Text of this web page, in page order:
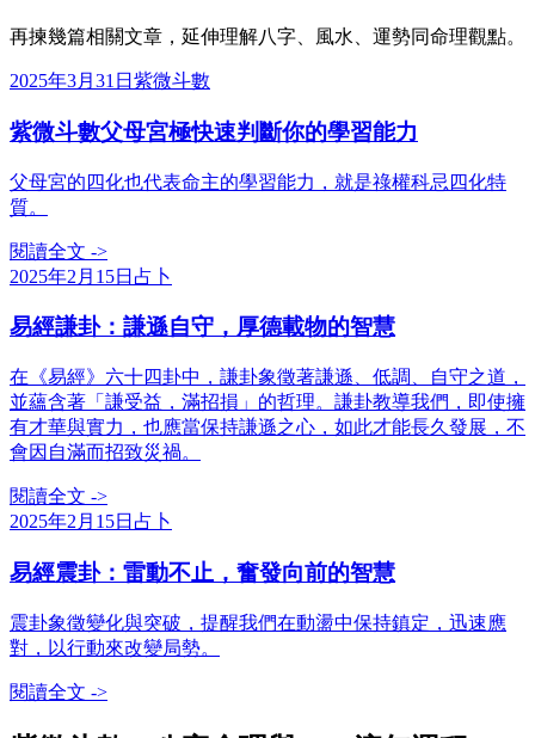
再揀幾篇相關文章，延伸理解八字、風水、運勢同命理觀點。
2025年3月31日 紫微斗數
紫微斗數父母宮極快速判斷你的學習能力
父母宮的四化也代表命主的學習能力，就是祿權科忌四化特
質。
閱讀全文 ->
2025年2月15日 占卜
易經謙卦：謙遜自守，厚德載物的智慧
在《易經》六十四卦中，謙卦象徵著謙遜、低調、自守之道，
並蘊含著「謙受益，滿招損」的哲理。謙卦教導我們，即使擁
有才華與實力，也應當保持謙遜之心，如此才能長久發展，不
會因自滿而招致災禍。
閱讀全文 ->
2025年2月15日 占卜
易經震卦：雷動不止，奮發向前的智慧
震卦象徵變化與突破，提醒我們在動盪中保持鎮定，迅速應
對，以行動來改變局勢。
閱讀全文 ->